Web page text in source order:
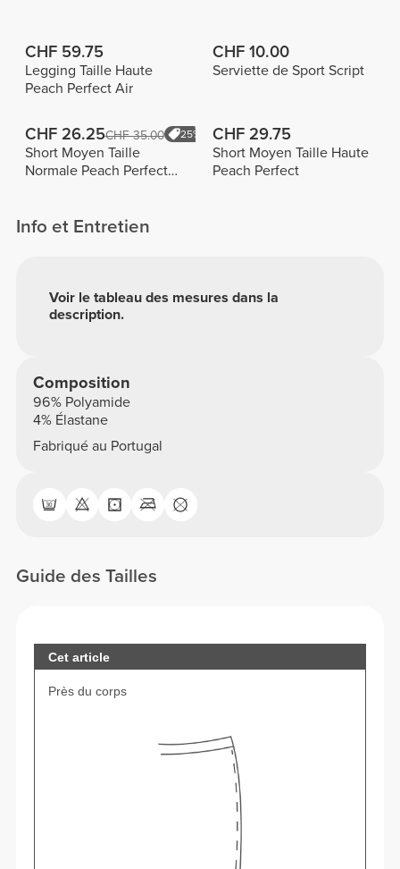
CHF 59.75
Legging Taille Haute
Peach Perfect Air
CHF 10.00
Serviette de Sport Script
CHF 26.25CHF 35.00 25%
Short Moyen Taille
Normale Peach Perfect
CHF 29.75
Short Moyen Taille Haute
Peach Perfect
Info et Entretien
Voir le tableau des mesures dans la
description.
Composition
96% Polyamide
4% Élastane
Fabriqué au Portugal
Guide des Tailles
Cet article
Près du corps